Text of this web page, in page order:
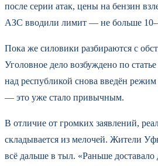
после серии атак, цены на бензин
АЗС вводили лимит — не больше
Пока же силовики разбираются с
Уголовное дело возбуждено по
над республикой снова введён
— это уже стало привычным.
В отличие от громких заявлений,
складывается из мелочей. Жители
всё дальше в тыл. «Раньше